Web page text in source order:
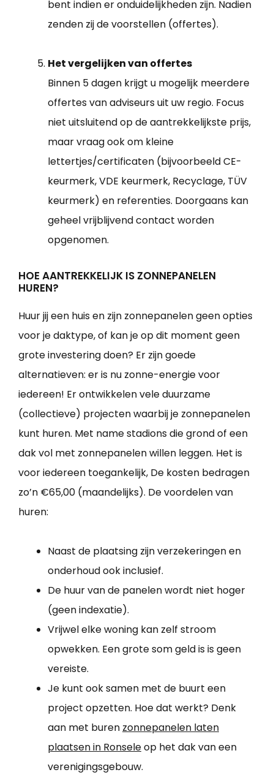
bent indien er onduidelijkheden zijn. Nadien
zenden zij de voorstellen (offertes).
Het vergelijken van offertes
Binnen 5 dagen krijgt u mogelijk meerdere
offertes van adviseurs uit uw regio. Focus
niet uitsluitend op de aantrekkelijkste prijs,
maar vraag ook om kleine
lettertjes/certificaten (bijvoorbeeld CE-
keurmerk, VDE keurmerk, Recyclage, TÜV
keurmerk) en referenties. Doorgaans kan
geheel vrijblijvend contact worden
opgenomen.
HOE AANTREKKELIJK IS ZONNEPANELEN
HUREN?
Huur jij een huis en zijn zonnepanelen geen opties
voor je daktype, of kan je op dit moment geen
grote investering doen? Er zijn goede
alternatieven: er is nu zonne-energie voor
iedereen! Er ontwikkelen vele duurzame
(collectieve) projecten waarbij je zonnepanelen
kunt huren. Met name stadions die grond of een
dak vol met zonnepanelen willen leggen. Het is
voor iedereen toegankelijk, De kosten bedragen
zo’n €65,00 (maandelijks). De voordelen van
huren:
Naast de plaatsing zijn verzekeringen en
onderhoud ook inclusief.
De huur van de panelen wordt niet hoger
(geen indexatie).
Vrijwel elke woning kan zelf stroom
opwekken. Een grote som geld is is geen
vereiste.
Je kunt ook samen met de buurt een
project opzetten. Hoe dat werkt? Denk
aan met buren zonnepanelen laten
plaatsen in Ronseleop het dak van een
verenigingsgebouw.